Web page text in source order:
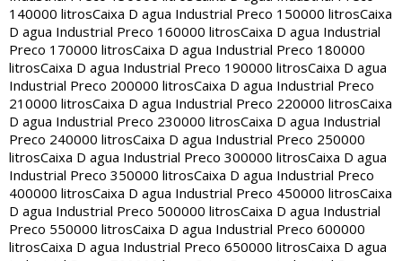
140000 litrosCaixa D agua Industrial Preco 150000 litrosCaixa
D agua Industrial Preco 160000 litrosCaixa D agua Industrial
Preco 170000 litrosCaixa D agua Industrial Preco 180000
litrosCaixa D agua Industrial Preco 190000 litrosCaixa D agua
Industrial Preco 200000 litrosCaixa D agua Industrial Preco
210000 litrosCaixa D agua Industrial Preco 220000 litrosCaixa
D agua Industrial Preco 230000 litrosCaixa D agua Industrial
Preco 240000 litrosCaixa D agua Industrial Preco 250000
litrosCaixa D agua Industrial Preco 300000 litrosCaixa D agua
Industrial Preco 350000 litrosCaixa D agua Industrial Preco
400000 litrosCaixa D agua Industrial Preco 450000 litrosCaixa
D agua Industrial Preco 500000 litrosCaixa D agua Industrial
Preco 550000 litrosCaixa D agua Industrial Preco 600000
litrosCaixa D agua Industrial Preco 650000 litrosCaixa D agua